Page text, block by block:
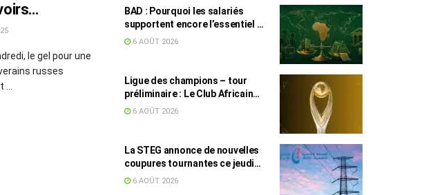
le gel pour une
russes
BAD : Pourquoi les salariés
supportent encore l’essentiel de
l’effort fiscal en Tunisie
6 AOÛT 2026
Ligue des champions – tour
préliminaire : Le Club Africain
face au Djoliba AC
6 AOÛT 2026
La STEG annonce de nouvelles
coupures tournantes ce jeudi
dans plusieurs régions
6 AOÛT 2026